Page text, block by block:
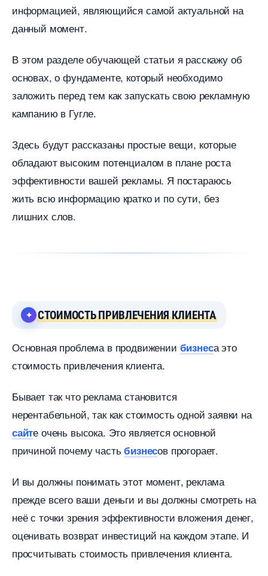
информацией, являющийся самой актуальной на
данный момент.
этом разделе обучающей статьи я расскажу о
основах, о фундаменте, который необходимо
заложить перед тем как запускать свою рекламную
кампанию в Гугле.
Здесь будут рассказаны простые вещи, которые
обладают высоким потенциалом в плане роста
эффективности вашей рекламы. Я постараюсь
жить всю информацию кратко и по сути, без
лишних слов.
СТОИМОСТЬ ПРИВЛЕЧЕНИЯ КЛИЕНТА
Основная проблема в продвижении изнеса это
стоимость привлечения клиента.
Бывает так что реклама становится
нерентабельной, так как стоимость одной заявки на
сайте очень высока. Это является основной
причиной почему частьизнесов прогорает.
И вы должны понимать этот момент, реклама
прежде всего ваши деньги и вы должны смотреть на
неё с точки зрения эффективности вложения денег,
оценивать возврат инвестиций на каждом этапе. И
просчитывать стоимость привлечения клиента.